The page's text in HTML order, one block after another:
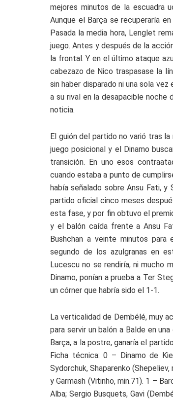
mejores minutos de la escuadra
Aunque el Barça se recuperaría
Pasada la media hora, Lenglet
juego. Antes y después de la
la frontal. Y en el último ataque
cabezazo de Nico traspasase la
sin haber disparado ni una sola
a su rival en la desapacible noche
noticia.
El guión del partido no varió tras
juego posicional y el Dinamo
transición. En uno esos
cuando estaba a punto de
había señalado sobre Ansu Fati, y
partido oficial cinco meses
esta fase, y por fin obtuvo el
y el balón caída frente a Ansu
Bushchan a veinte minutos
segundo de los azulgranas en
Lucescu no se rendiría, ni mucho
Dinamo, ponían a prueba a Ter
un córner que habría sido el 1-1.
La verticalidad de Dembélé, muy
para servir un balón a Balde en
Barça, a la postre, ganaría el
Ficha técnica: 0 – Dinamo de
Sydorchuk, Shaparenko
y Garmash (Vitinho, min.71). 1 –
Alba; Sergio Busquets, Gavi